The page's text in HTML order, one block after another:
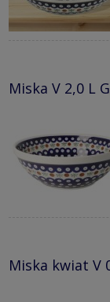
Miska V 2,0 L
Miska kwiat V